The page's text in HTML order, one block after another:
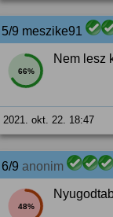
5/9 meszike91
66%
Nem lesz
2021. okt. 22. 18:47
6/9 anonim
48%